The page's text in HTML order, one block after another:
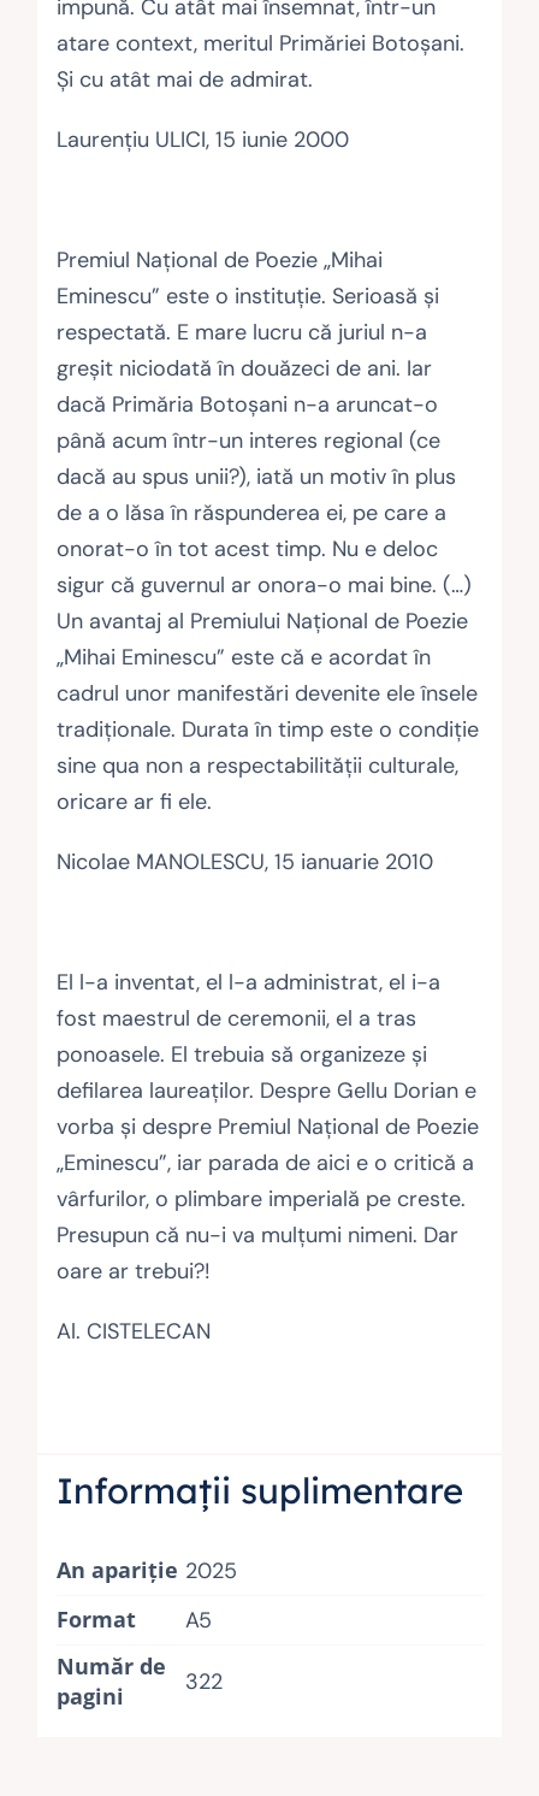
impună. Cu atât mai însemnat, într-un
atare context, meritul Primăriei Botoşani.
Şi cu atât mai de admirat.
Laurenţiu ULICI, 15 iunie 2000
Premiul Naţional de Poezie „Mihai
Eminescu” este o instituţie. Serioasă şi
respectată. E mare lucru că juriul n-a
greşit niciodată în douăzeci de ani. Iar
dacă Primăria Botoşani n-a aruncat-o
până acum într-un interes regional (ce
dacă au spus unii?), iată un motiv în plus
de a o lăsa în răspunderea ei, pe care a
onorat-o în tot acest timp. Nu e deloc
sigur că guvernul ar onora-o mai bine. (…)
Un avantaj al Premiului Naţional de Poezie
„Mihai Eminescu” este că e acordat în
cadrul unor manifestări devenite ele însele
tradiţionale. Durata în timp este o condiţie
sine qua non a respectabilităţii culturale,
oricare ar fi ele.
Nicolae MANOLESCU, 15 ianuarie 2010
El l-a inventat, el l-a administrat, el i-a
fost maestrul de ceremonii, el a tras
ponoasele. El trebuia să organizeze şi
defilarea laureaţilor. Despre Gellu Dorian e
vorba şi despre Premiul Naţional de Poezie
„Eminescu”, iar parada de aici e o critică a
vârfurilor, o plimbare imperială pe creste.
Presupun că nu-i va mulţumi nimeni. Dar
oare ar trebui?!
Al. CISTELECAN
Informații suplimentare
An apariție 2025
Format
A5
Număr de
pagini
322